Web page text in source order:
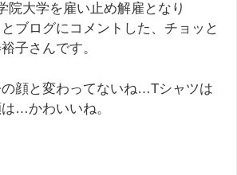
院大学を雇い止め解雇となり
とブログにコメントした、チョッと
子さんです。
顔と変わってないね…Tシャツは
…かわいいね。